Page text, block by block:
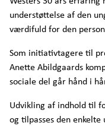
understøttelse af den
værdifuld for den
Som initiativtagere til
Anette Abildgaards
sociale del går hånd i
Udvikling af indhold til
og tilpasses den